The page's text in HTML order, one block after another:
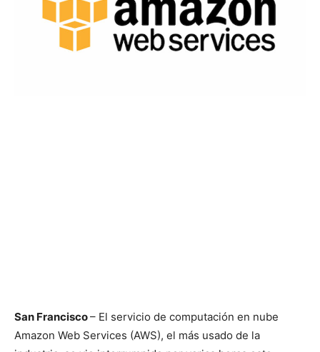
San Francisco– El servicio de computación en nube
Amazon Web Services (AWS), el más usado de la